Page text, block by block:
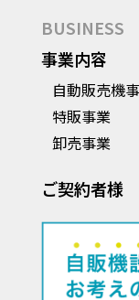
BUSINESS
事業内容
自動販売機
特販事業
卸売事業
ご契約者様